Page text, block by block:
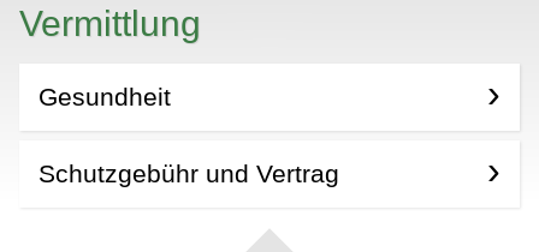
Vermittlung
Gesundheit
Schutzgebühr und Vertrag